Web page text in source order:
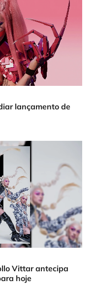
lançamento de
Vittar antecipa
hoje